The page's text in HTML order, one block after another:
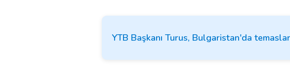
YTB Başkanı Turus, Bulgaristan'da